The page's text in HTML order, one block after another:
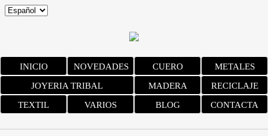
INICIO NOVEDADES CUERO
METALES
JOYERIA TRIBAL
MADERA
RECICLAJE
TEXTIL
VARIOS BLOG CONTACTA